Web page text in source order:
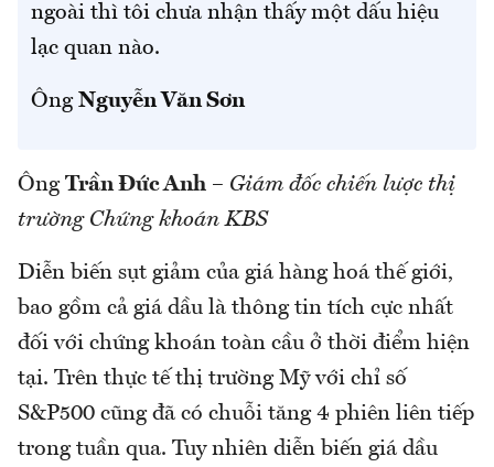
ngoài thì tôi chưa nhận thấy một dấu hiệu
lạc quan nào.
Ông Nguyễn Văn Sơn
Ông Trần Đức Anh – Giám đốc chiến lược thị
trường Chứng khoán KBS
Diễn biến sụt giảm của giá hàng hoá thế giới,
bao gồm cả giá dầu là thông tin tích cực nhất
đối với chứng khoán toàn cầu ở thời điểm hiện
tại. Trên thực tế thị trường Mỹ với chỉ số
S&P500 cũng đã có chuỗi tăng 4 phiên liên tiếp
trong tuần qua. Tuy nhiên diễn biến giá dầu